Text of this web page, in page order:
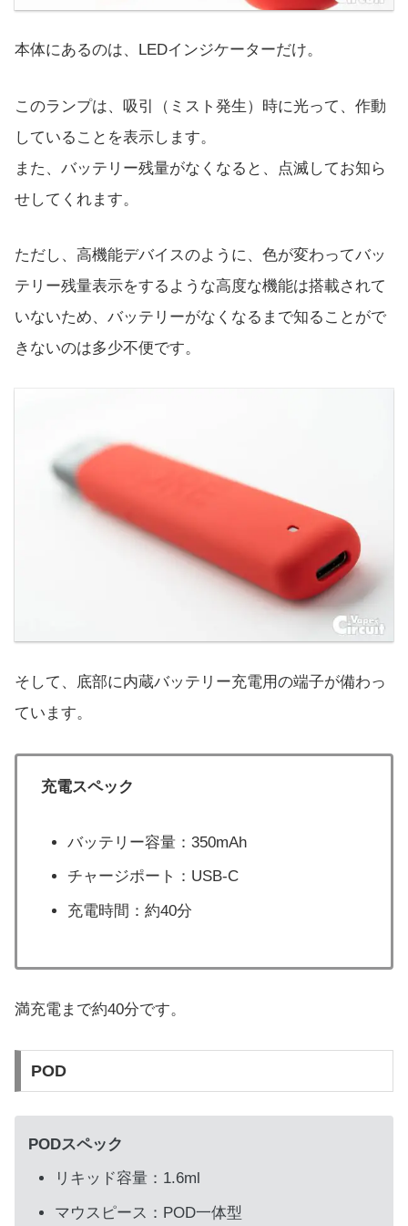
本体にあるのは、LEDインジケーターだけ。
このランプは、吸引（ミスト発生）時に光って、作動
していることを表示します。
また、バッテリー残量がなくなると、点滅してお知ら
せしてくれます。
ただし、高機能デバイスのように、色が変わってバッ
テリー残量表示をするような高度な機能は搭載されて
いないため、バッテリーがなくなるまで知ることがで
きないのは多少不便です。
そして、底部に内蔵バッテリー充電用の端子が備わっ
ています。
充電スペック
バッテリー容量：350mAh
チャージポート：USB-C
充電時間：約40分
満充電まで約40分です。
POD
PODスペック
リキッド容量：1.6ml
マウスピース：POD一体型